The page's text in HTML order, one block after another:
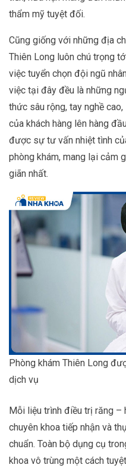
thẩm mỹ tuyệt đối.
Cũng giống với những địa
Thiên Long luôn chú trọng
việc tuyển chọn đội ngũ
việc tại đây đều là những
thức sâu rộng, tay nghề
của khách hàng lên hàng
được sự tư vấn nhiệt tình
phòng khám, mang lại cảm
giãn nhất.
Phòng khám Thiên Long
dịch vụ
Mỗi liệu trình điều trị răng
chuyên khoa tiếp nhận và
chuẩn. Toàn bộ dụng cụ
khoa vô trùng một cách